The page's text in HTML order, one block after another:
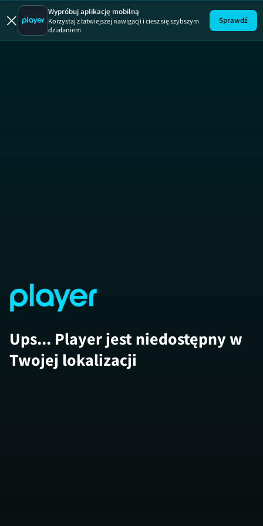
Uwaga!
Wypróbuj aplikację mobilną
Korzystaj z łatwiejszej nawigacji i ciesz się szybszym
działaniem
Sprawdź
Ups... Player jest niedostępny w
Twojej lokalizacji